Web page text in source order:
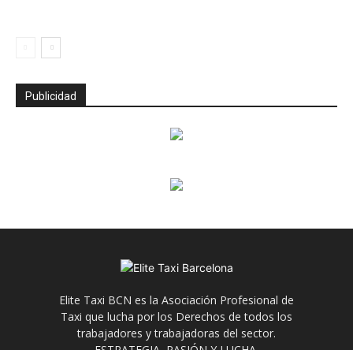
Publicidad
Elite Taxi BCN es la Asociación Profesional de
Taxi que lucha por los Derechos de todos los
trabajadores y trabajadoras del sector.